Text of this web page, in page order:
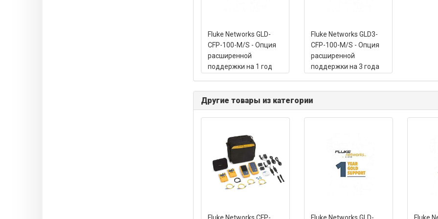
Fluke Networks GLD-
CFP-100-M/S - Опция
расширенной
поддержки на 1 год
Fluke Networks GLD3-
CFP-100-M/S - Опция
расширенной
поддержки на 3 года
Другие товары из категории